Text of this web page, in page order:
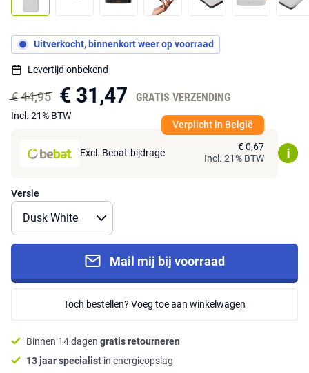
Uitverkocht, binnenkort weer op voorraad
Levertijd onbekend
€ 44,95 € 31,47 GRATIS VERZENDING
Incl. 21% BTW
Excl. Bebat-bijdrage
€ 0,67
Incl. 21% BTW
Verplicht in België
Versie
Mail mij bij voorraad
Toch bestellen? Voeg toe aan winkelwagen
Binnen 14 dagen gratis retourneren
13 jaar specialist in energieopslag